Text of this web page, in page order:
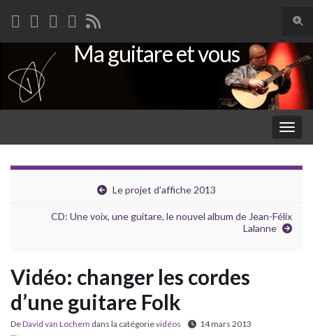
Search for:
Ma guitare et vous
Le projet d’affiche 2013
CD: Une voix, une guitare, le nouvel album de Jean-Félix
Lalanne
Vidéo: changer les cordes
d’une guitare Folk
DeDavid van Lochem dans la catégorievidéos
14 mars 2013